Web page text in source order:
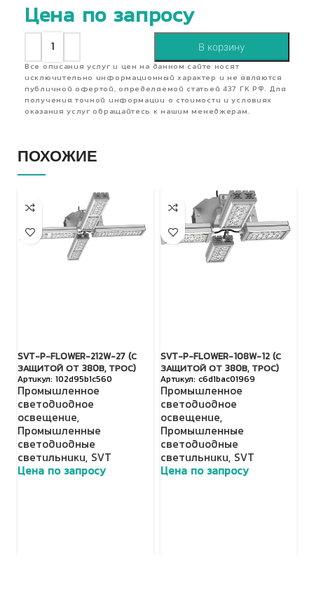
Цена по запросу
В корзину
Все описания услуг и цен на данном сайте носят
исключительно информационный характер и не являются
публичной офертой, определяемой статьей 437 ГК РФ. Для
получения точной информации о стоимости и условиях
оказания услуг обращайтесь к нашим менеджерам.
ПОХОЖИЕ
SVT-P-FLOWER-212W-27 (С
ЗАЩИТОЙ ОТ 380В, ТРОС)
102d95b1c560
Промышленное
светодиодное
освещение,
Промышленные
светодиодные
светильники, SVT
Цена по запросу
SVT-P-FLOWER-108W-12 (С
ЗАЩИТОЙ ОТ 380В, ТРОС)
c6d1bac01969
Промышленное
светодиодное
освещение,
Промышленные
светодиодные
светильники, SVT
Цена по запросу